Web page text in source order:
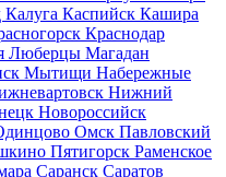
Калуга Каспийск Кашира
Краснодар
Люберцы Магадан
Мытищи Набережные
Нижний
Новороссийск
Омск Павловский
Пятигорск Раменское
Саранск Саратов